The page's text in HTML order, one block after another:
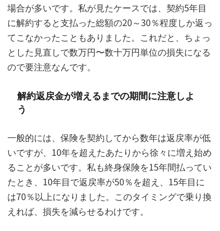
場合が多いです。私が見たケースでは、契約5年目
に解約すると支払った総額の20～30％程度しか返っ
てこなかったこともありました。これだと、ちょっ
とした見直しで数万円〜数十万円単位の損失になる
ので要注意なんです。
解約返戻金が増えるまでの期間に注意しよ
う
一般的には、保険を契約してから数年は返戻率が低
いですが、10年を超えたあたりから徐々に増え始め
ることが多いです。私も終身保険を15年間払ってい
たとき、10年目で返戻率が50％を超え、15年目に
は70％以上になりました。このタイミングで乗り換
えれば、損失を減らせるわけです。